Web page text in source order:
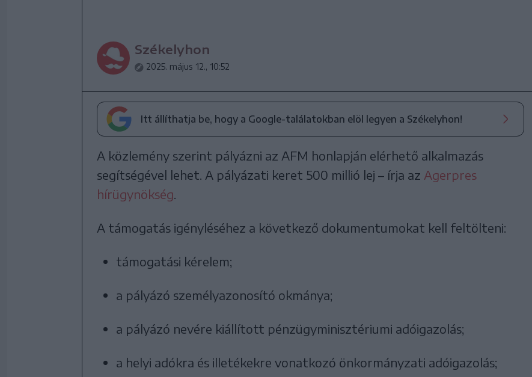
Székelyhon
2025. május 12., 10:52
Itt állíthatja be, hogy a Google-találatokban elöl legyen a Székelyhon!
A közlemény szerint pályázni az AFM honlapján elérhető alkalmazás
segítségével lehet. A pályázati keret 500 millió lej – írja az Agerpres
hírügynökség.
A támogatás igényléséhez a következő dokumentumokat kell feltölteni:
támogatási kérelem;
a pályázó személyazonosító okmánya;
a pályázó nevére kiállított pénzügyminisztériumi adóigazolás;
a helyi adókra és illetékekre vonatkozó önkormányzati adóigazolás;